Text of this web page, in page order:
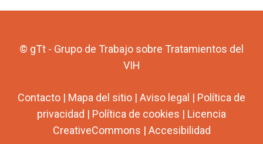
© gTt - Grupo de Trabajo sobre Tratamientos del
VIH
Contacto | Mapa del sitio | Aviso legal | Política de
privacidad | Política de cookies | Licencia
CreativeCommons | Accesibilidad